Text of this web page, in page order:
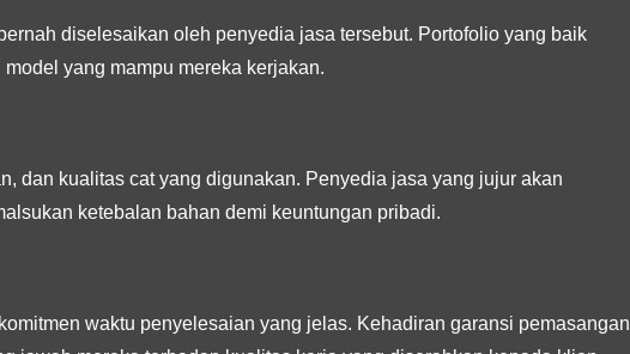
diselesaikan oleh penyedia jasa tersebut. Portofolio yang baik
yang mampu mereka kerjakan.
dan kualitas cat yang digunakan. Penyedia jasa yang jujur akan
ketebalan bahan demi keuntungan pribadi.
waktu penyelesaian yang jelas. Kehadiran garansi pemasangan